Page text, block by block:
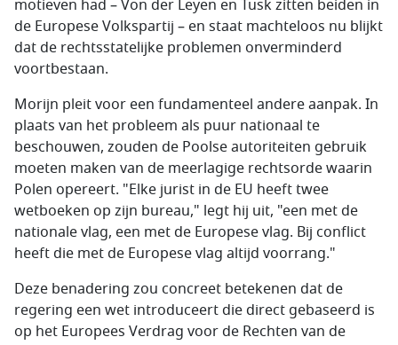
motieven had – Von der Leyen en Tusk zitten beiden in
de Europese Volkspartij – en staat machteloos nu blijkt
dat de rechtsstatelijke problemen onverminderd
voortbestaan.
Morijn pleit voor een fundamenteel andere aanpak. In
plaats van het probleem als puur nationaal te
beschouwen, zouden de Poolse autoriteiten gebruik
moeten maken van de meerlagige rechtsorde waarin
Polen opereert. "Elke jurist in de EU heeft twee
wetboeken op zijn bureau," legt hij uit, "een met de
nationale vlag, een met de Europese vlag. Bij conflict
heeft die met de Europese vlag altijd voorrang."
Deze benadering zou concreet betekenen dat de
regering een wet introduceert die direct gebaseerd is
op het Europees Verdrag voor de Rechten van de